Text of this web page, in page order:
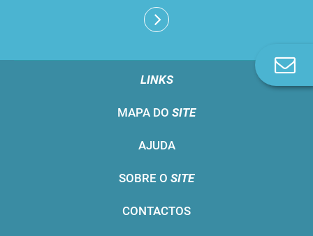
LINKS
MAPA DO SITE
AJUDA
SOBRE O SITE
CONTACTOS